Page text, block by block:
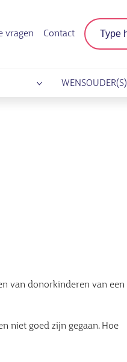
vragen Contact
Zoekterm
WENSOUDER(S)
van donorkinderen van een
niet goed zijn gegaan. Hoe